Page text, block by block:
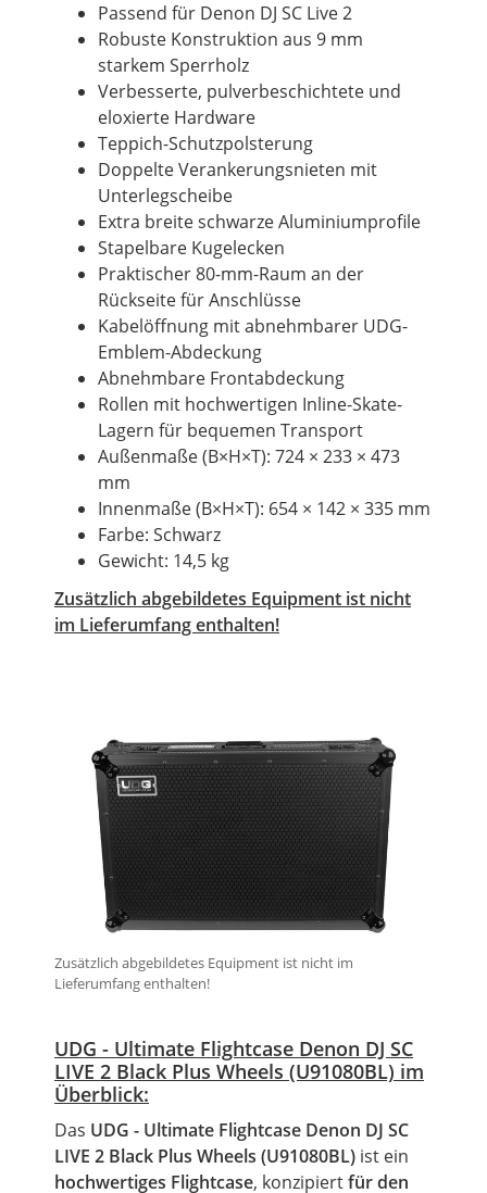
Passend für Denon DJ SC Live2
Robuste Konstruktion aus 9 mm
starkem Sperrholz
Verbesserte, pulverbeschichtete und
eloxierte Hardware
Teppich-Schutzpolsterung
Doppelte Verankerungsnieten mit
Unterlegscheibe
Extra breite schwarze Aluminiumprofile
Stapelbare Kugelecken
Praktischer 80-mm-Raum an der
Rückseite für Anschlüsse
Kabelöffnung mit abnehmbarer UDG-
Emblem-Abdeckung
Abnehmbare Frontabdeckung
Rollen mit hochwertigen Inline-Skate-
Lagern für bequemen Transport
Außenmaße (B×H×T): 724 × 233 × 473
mm
Innenmaße (B×H×T): 654 × 142 × 335 mm
Farbe: Schwarz
Gewicht: 14,5 kg
Zusätzlich abgebildetes Equipment ist nicht
im Lieferumfang enthalten!
Zusätzlich abgebildetes Equipment ist nicht im
Lieferumfang enthalten!
UDG - Ultimate Flightcase Denon DJ SC
LIVE 2 Black Plus Wheels (U91080BL) im
Überblick:
Das UDG - Ultimate Flightcase Denon DJ SC
LIVE 2 Black Plus Wheels (U91080BL) ist ein
hochwertiges Flightcase, konzipiertfür den